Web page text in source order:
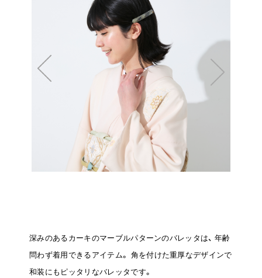
深みのあるカーキのマーブルパターンのバレッタは、 年齢
問わず着用できるアイテム。 角を付けた重厚なデザインで
和装にもピッタリなバレッタです。